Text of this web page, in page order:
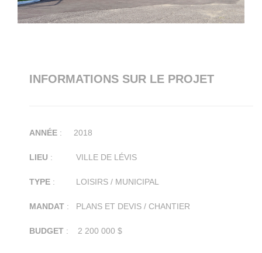
INFORMATIONS SUR LE PROJET
ANNÉE : 2018
LIEU : VILLE DE LÉVIS
TYPE : LOISIRS / MUNICIPAL
MANDAT : PLANS ET DEVIS / CHANTIER
BUDGET : 2 200 000 $